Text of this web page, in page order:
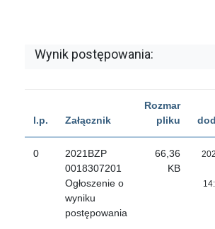
Wynik postępowania:
l.p. Załącznik
Rozmar
pliku
0
2021BZP
0018307201
Ogłoszenie o
wyniku
postępowania
66,36
KB